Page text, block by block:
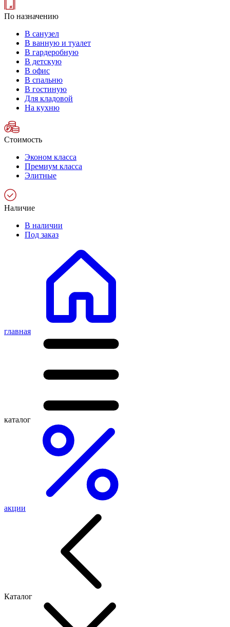
По назначению
В санузел
В ванную и туалет
В гардеробную
В детскую
В офис
В спальню
В гостиную
Для кладовой
На кухню
Стоимость
Эконом класса
Премиум класса
Элитные
Наличие
В наличии
Под заказ
главная
каталог
акции
Каталог